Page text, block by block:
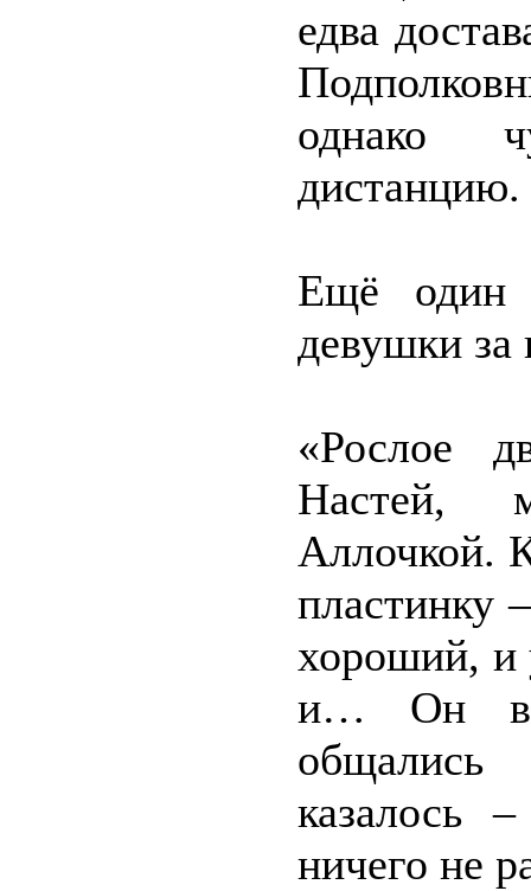
едва
однако
дистанцию.
Ещё
девушки
«Рослое
Настей,
Аллочкой.
пластинку
хороший, и
и… Он
казалось
ничего не